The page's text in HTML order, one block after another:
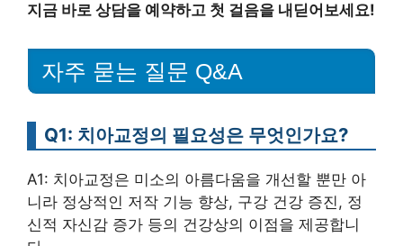
지금 바로 상담을 예약하고 첫 걸음을 내딛어보세요!
자주 묻는 질문 Q&A
Q1: 치아교정의 필요성은 무엇인가요?
A1: 치아교정은 미소의 아름다움을 개선할 뿐만 아
니라 정상적인 저작 기능 향상, 구강 건강 증진, 정
신적 자신감 증가 등의 건강상의 이점을 제공합니